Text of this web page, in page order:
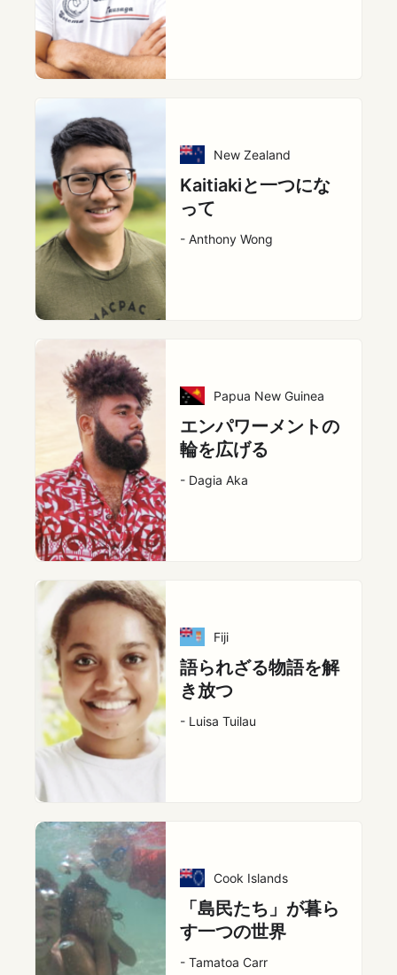
New Zealand
Kaitiakiと一つにな
って
- Anthony Wong
Papua New Guinea
エンパワーメントの
輪を広げる
- Dagia Aka
Fiji
語られざる物語を解
き放つ
- Luisa Tuilau
Cook Islands
「島民たち」が暮ら
す一つの世界
- Tamatoa Carr